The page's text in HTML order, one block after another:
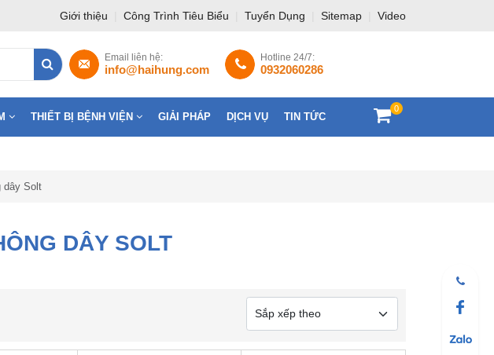
Giới thiệu Công Trình Tiêu Biểu Tuyển Dụng Sitemap Video
Hotline 24/7:
0932060286
Email liên hệ:
info@haihung.com
0
THIẾT BỊ BỆNH VIỆN GIẢI PHÁP DỊCH VỤ TIN TỨC
dây Solt
DÂY SOLT